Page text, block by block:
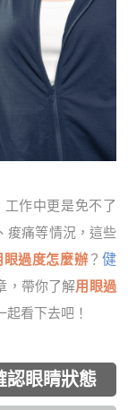
作中更是免不了
痠痛等情況，這些
眼過度怎麼辦 ？ 健
，帶你了解用眼過
起看下去吧！
認眼睛狀態